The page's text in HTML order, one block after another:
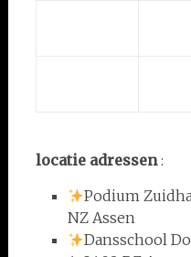
locatie adressen:
Podium
NZ Assen
Dansschool